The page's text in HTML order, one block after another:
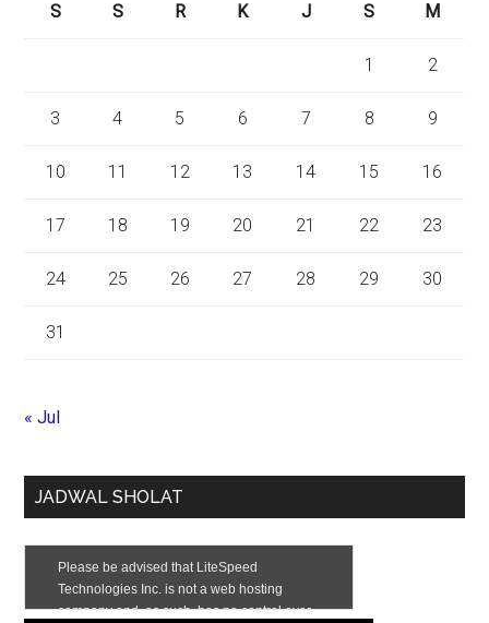
S
S R K J S M
1 2
3 4 5 6 7 8 9
10 11 12 13 14 15 16
17 18 19 20 21 22 23
24 25 26 27 28 29 30
31
« Jul
JADWAL SHOLAT